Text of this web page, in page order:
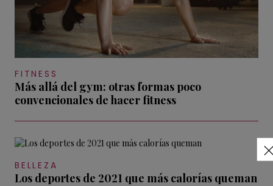
FITNESS
Más allá del gym: otras formas poco
convencionales de hacer fitness
BELLEZA
Los deportes de 2021 que más calorías queman